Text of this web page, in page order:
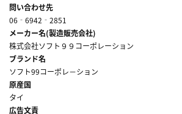
問い合わせ先
06‐6942‐2851
メーカー名(製造販売会社)
株式会社ソフト９９コーポレーション
ブランド名
ソフト99コーポレ－ション
原産国
タイ
広告文責